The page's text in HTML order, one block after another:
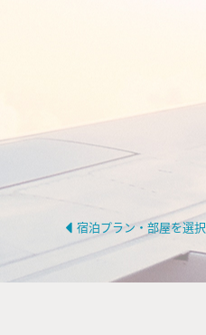
宿泊プラン・部屋を選択